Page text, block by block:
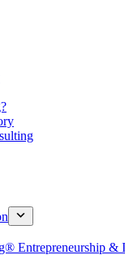
Entrepreneurship &